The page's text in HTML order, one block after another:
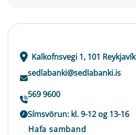
Kalkofnsvegi 1, 101 Reykjavík
sedlabanki@sedlabanki.is
569 9600
Símsvörun: kl. 9-12 og 13-16
Hafa samband